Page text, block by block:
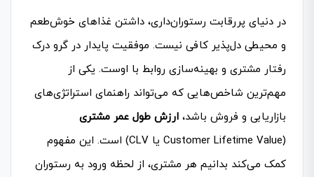
در دنیای پررقابت رستوران‌داری، داشتن غذاهای خوش‌طعم
و محیطی دل‌پذیر کافی نیست. موفقیت پایدار در گرو درک
رفتار مشتری و بهینه‌سازی روابط با اوست. یکی از
مهم‌ترین شاخص‌هایی که می‌تواند راهنمای استراتژی‌های
بازاریابی و فروش باشد، ارزش طول عمر مشتری
(Customer Lifetime Value یا CLV) است. این مفهوم
کمک می‌کند بدانیم هر مشتری، از لحظه ورود به رستوران